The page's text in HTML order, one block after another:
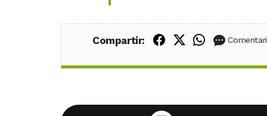
Compartir: Compartir en
Compartir en
Compartir